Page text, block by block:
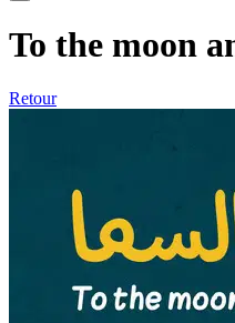
To the moon
Retour